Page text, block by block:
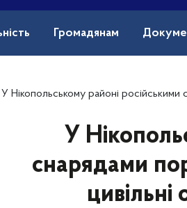
Громадянам
У Нікопольському районі російськими снарядами поранено чоловіка, пошкоджено цивільні об’єкти: злочини армії рф
У
снарядами
цивільні